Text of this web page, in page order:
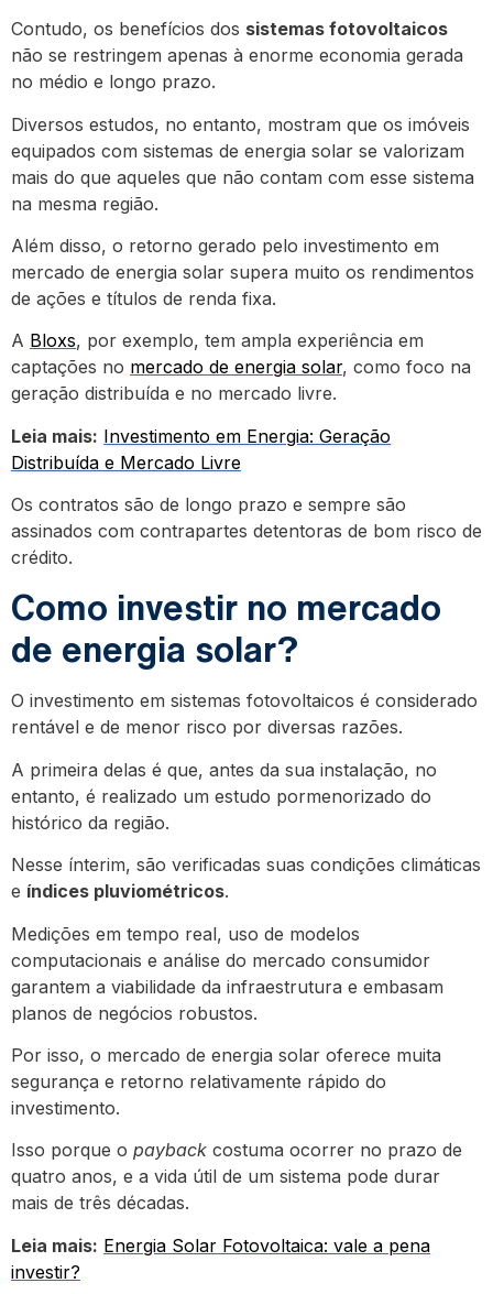
Contudo, os benefícios dos sistemas fotovoltaicos
não se restringem apenas à enorme economia gerada
no médio e longo prazo.
Diversos estudos, no entanto, mostram que os imóveis
equipados com sistemas de energia solar se valorizam
mais do que aqueles que não contam com esse sistema
na mesma região.
Além disso, o retorno gerado pelo investimento em
mercado de energia solar supera muito os rendimentos
de ações e títulos de renda fixa.
A Bloxs, por exemplo, tem ampla experiência em
captações no mercado de energia solar, como foco na
geração distribuída e no mercado livre.
Leia mais: Investimento em Energia: Geração
Distribuída e Mercado Livre
Os contratos são de longo prazo e sempre são
assinados com contrapartes detentoras de bom risco de
crédito.
Como investir no mercado
de energia solar?
O investimento em sistemas fotovoltaicos é considerado
rentável e de menor risco por diversas razões.
A primeira delas é que, antes da sua instalação, no
entanto, é realizado um estudo pormenorizado do
histórico da região.
Nesse ínterim, são verificadas suas condições climáticas
e índices pluviométricos.
Medições em tempo real, uso de modelos
computacionais e análise do mercado consumidor
garantem a viabilidade da infraestrutura e embasam
planos de negócios robustos.
Por isso, o mercado de energia solar oferece muita
segurança e retorno relativamente rápido do
investimento.
Isso porque o payback costuma ocorrer no prazo de
quatro anos, e a vida útil de um sistema pode durar
mais de três décadas.
Leia mais: Energia Solar Fotovoltaica: vale a pena
investir?